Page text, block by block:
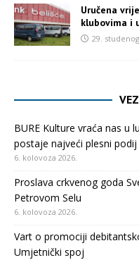
Uručena
klubovima i
29.
BURE Kulture vraća nas u
postaje najveći plesni
6. kolovoza 2026.
Proslava crkvenog goda
Petrovom Selu
6. kolovoza 2026.
Vart o promociji
Umjetnički spoj